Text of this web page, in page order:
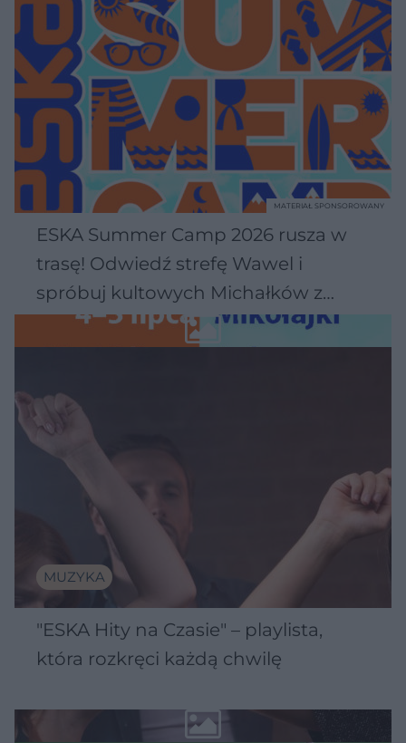
ESKA Summer Camp 2026 rusza w
trasę! Odwiedź strefę Wawel i
spróbuj kultowych Michałków z
Wawelu
MATERIAŁ SPONSOROWANY
MUZYKA
"ESKA Hity na Czasie" – playlista,
która rozkręci każdą chwilę